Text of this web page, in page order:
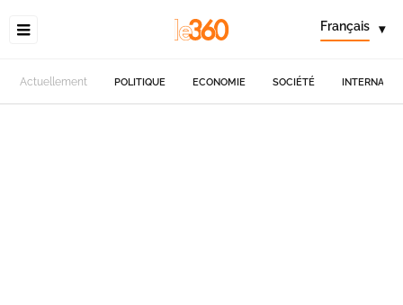
Français ▾
Actuellement POLITIQUE ECONOMIE SOCIÉTÉ